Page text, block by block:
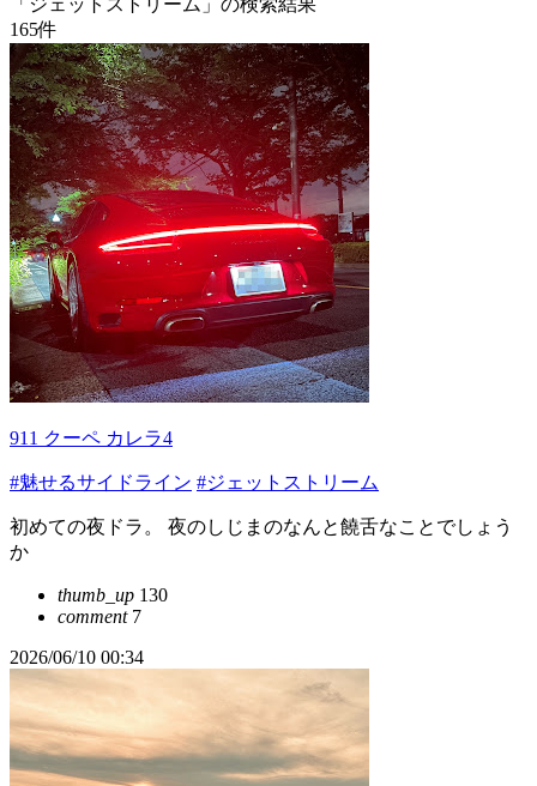
「ジェットストリーム」の検索結果
165件
911 クーペ カレラ4
#魅せるサイドライン #ジェットストリーム
初めての夜ドラ。 夜のしじまのなんと饒舌なことでしょう
か
thumb_up 130
comment7
2026/06/10 00:34